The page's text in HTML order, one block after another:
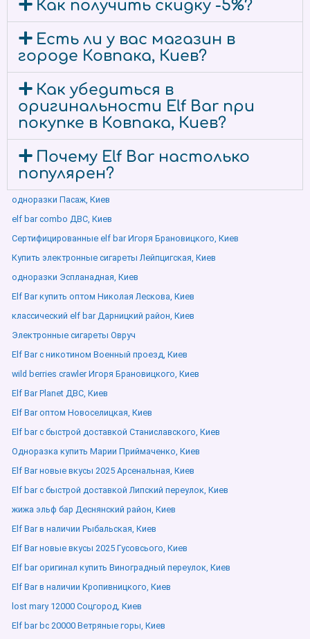
Как получить скидку -5%?
Есть ли у вас магазин в
городе Ковпака, Киев?
Как убедиться в
оригинальности Elf Bar при
покупке в Ковпака, Киев?
Почему Elf Bar настолько
популярен?
одноразки Пасаж, Киев
elf bar combo ДВС, Киев
Сертифицированные elf bar Игоря Брановицкого, Киев
Купить электронные сигареты Лейпцигская, Киев
одноразки Эспланадная, Киев
Elf Bar купить оптом Николая Лескова, Киев
классический elf bar Дарницкий район, Киев
Электронные сигареты Овруч
Elf Bar с никотином Военный проезд, Киев
wild berries crawler Игоря Брановицкого, Киев
Elf Bar Planet ДВС, Киев
Elf Bar оптом Новоселицкая, Киев
Elf bar с быстрой доставкой Станиславского, Киев
Одноразка купить Марии Приймаченко, Киев
Elf Bar новые вкусы 2025 Арсенальная, Киев
Elf bar с быстрой доставкой Липский переулок, Киев
жижа эльф бар Деснянский район, Киев
Elf Bar в наличии Рыбальская, Киев
Elf Bar новые вкусы 2025 Гусовсього, Киев
Elf bar оригинал купить Виноградный переулок, Киев
Elf Bar в наличии Кропивницкого, Киев
lost mary 12000 Соцгород, Киев
Elf bar bc 20000 Ветряные горы, Киев